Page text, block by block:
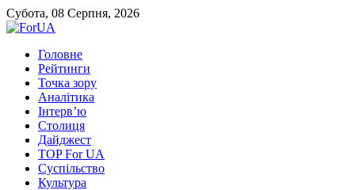
Субота, 08 Серпня, 2026
Головне
Рейтинги
Точка зору
Аналітика
Інтерв’ю
Столиця
Дайджест
TOP For UA
Суспiльство
Культура